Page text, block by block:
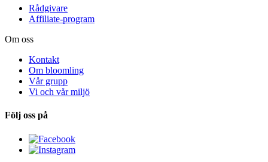
Rådgivare
Affiliate-program
Om oss
Kontakt
Om bloomling
Vår grupp
Vi och vår miljö
Följ oss på